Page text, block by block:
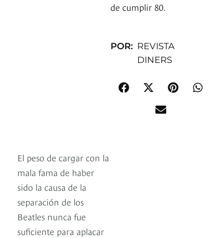
de cumplir 80.
POR: REVISTA
DINERS
El peso de cargar con la
mala fama de haber
sido la causa de la
separación de los
Beatles nunca fue
suficiente para aplacar